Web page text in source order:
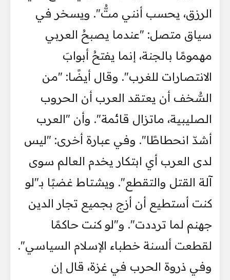
الرزق، يحسب أنني متُّ". ويسخر في
سياق متصل: "عندما يصبحُ العربي
مهمومًا بالجنة، إنما يفتحُ أبوابَ
الانتصارات للغرب". وقال أيضًا: "من
السُّخف أن يعتقد العرب أن الحروب
الصليبية، ماتزال قائمة". وأن "العرب
أشدّ انحطاطًا". وفي عبارة أخرى: "ليس
لدى العرب أي ابتكار يخدم العالم سوى
آلة القتل والتقطع". ويشتاط غضبًا بـ"لو
كنت أستطيع أن أزج بجميع تجار الدين
جهنم لما ترددت". و"لو كنت حاكمًا
لقطعت ألسنة خطباء الإسلام السياسي".
وفي ذروة الحرب في غزة، قال إن